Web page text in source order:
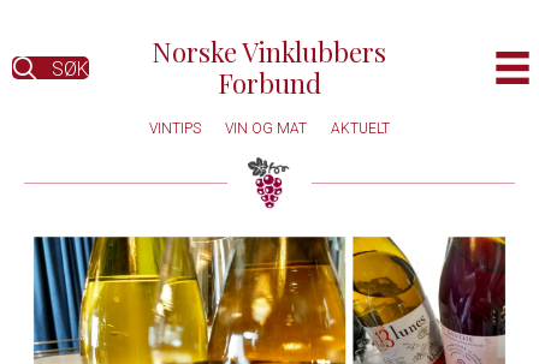
SØK
Norske Vinklubbers
Forbund
VINTIPS VIN OG MAT AKTUELT